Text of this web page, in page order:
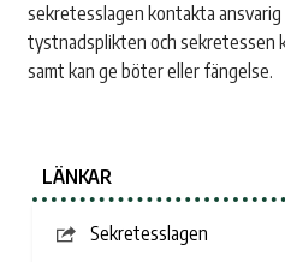
LÄNKAR
Sekretesslagen
sekretesslagen kontakta
tystnadsplikten och sekretessen
samt kan ge böter eller fängelse.